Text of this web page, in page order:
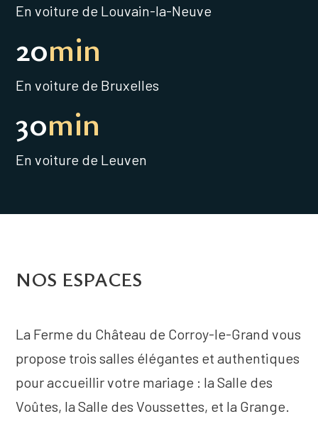
En voiture de Louvain-la-Neuve
20min
En voiture de Bruxelles
30min
En voiture de Leuven
NOS ESPACES
La Ferme du Château de Corroy-le-Grand vous
propose trois salles élégantes et authentiques
pour accueillir votre mariage : la Salle des
Voûtes, la Salle des Voussettes, et la Grange.